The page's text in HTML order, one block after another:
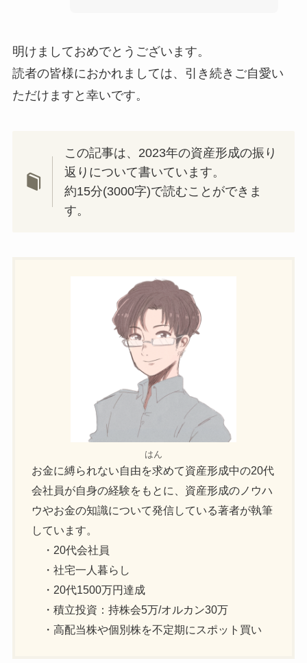
明けましておめでとうございます。
読者の皆様におかれましては、引き続きご自愛い
ただけますと幸いです。
この記事は、2023年の資産形成の振り
返りについて書いています。
約15分(3000字)で読むことができま
す。
はん
お金に縛られない自由を求めて資産形成中の20代
会社員が自身の経験をもとに、資産形成のノウハ
ウやお金の知識について発信している著者が執筆
しています。
・20代会社員
・社宅一人暮らし
・20代1500万円達成
・積立投資：持株会5万/オルカン30万
・高配当株や個別株を不定期にスポット買い